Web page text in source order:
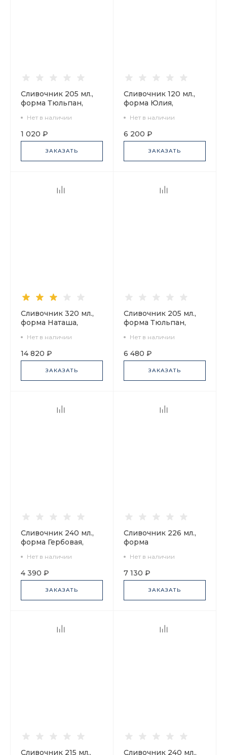
Сливочник 205 мл.,
форма Тюльпан,
арт. 80.06880.00.1
Нет в наличии
1 020 ₽
ЗАКАЗАТЬ
Сливочник 120 мл.,
форма Юлия,
лента арт.
80.59845.00.1
Нет в наличии
6 200 ₽
ЗАКАЗАТЬ
Сливочник 320 мл.,
форма Наташа,
80.60824.00.1
Нет в наличии
14 820 ₽
ЗАКАЗАТЬ
Сливочник 205 мл.,
форма Тюльпан,
сетка арт.
80.00235.00.1
Нет в наличии
6 480 ₽
ЗАКАЗАТЬ
Сливочник 240 мл.,
форма Гербовая,
Нефритовый фон
арт. 80.65691.00.1
Нет в наличии
4 390 ₽
ЗАКАЗАТЬ
Сливочник 226 мл.,
форма
рисунок Золотой
кант, арт.
80.61278.00.1
Нет в наличии
7 130 ₽
ЗАКАЗАТЬ
Сливочник 215 мл., Сливочник 240 мл.,